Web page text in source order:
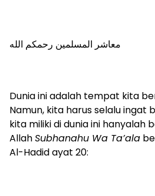
معاشر المسلمين رحمكم الله
Dunia ini adalah tempat kita
Namun, kita harus selalu ingat
kita miliki di dunia ini hanyalah
AllahSubhanahu Wa Ta’ala
Al-Hadid ayat 20: